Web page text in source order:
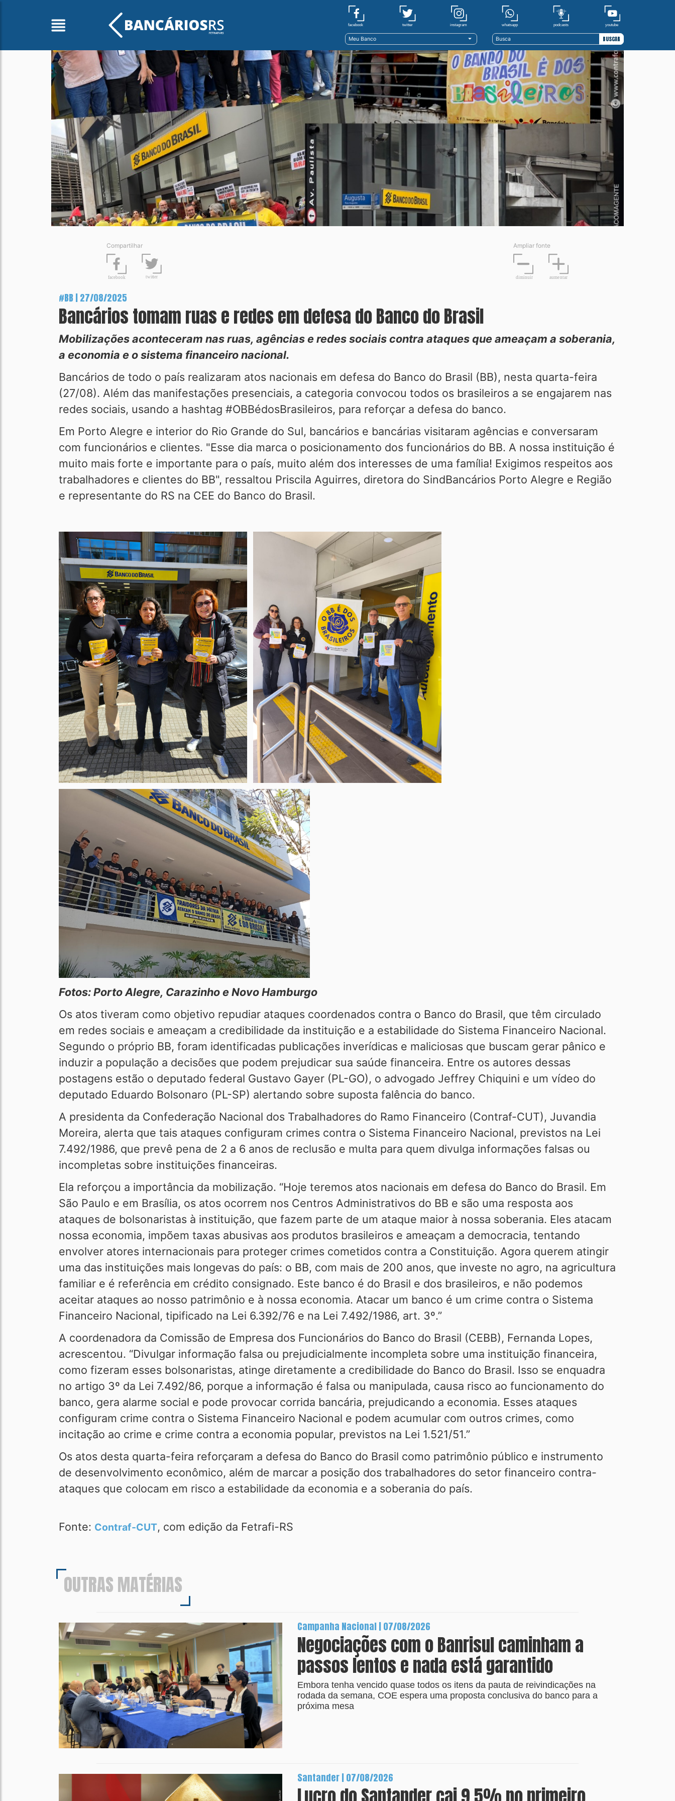
facebook twitter instagram whatsapp podcasts youtube
Meu Banco BUSCAR
Compartilhar
facebook twitter
Ampliar fonte
diminuir aumentar
#BB | 27/08/2025
Bancários tomam ruas e redes em defesa do Banco do Brasil
Mobilizações aconteceram nas ruas, agências e redes sociais contra ataques que ameaçam a soberania,
a economia e o sistema financeiro nacional.
Bancários de todo o país realizaram atos nacionais em defesa do Banco do Brasil (BB), nesta quarta-feira
(27/08). Além das manifestações presenciais, a categoria convocou todos os brasileiros a se engajarem nas
redes sociais, usando a hashtag #OBBédosBrasileiros, para reforçar a defesa do banco.
Em Porto Alegre e interior do Rio Grande do Sul, bancários e bancárias visitaram agências e conversaram
com funcionários e clientes. "Esse dia marca o posicionamento dos funcionários do BB. A nossa instituição é
muito mais forte e importante para o país, muito além dos interesses de uma família! Exigimos respeitos aos
trabalhadores e clientes do BB", ressaltou Priscila Aguirres, diretora do SindBancários Porto Alegre e Região
e representante do RS na CEE do Banco do Brasil.
Fotos: Porto Alegre, Carazinho e Novo Hamburgo
Os atos tiveram como objetivo repudiar ataques coordenados contra o Banco do Brasil, que têm circulado
em redes sociais e ameaçam a credibilidade da instituição e a estabilidade do Sistema Financeiro Nacional.
Segundo o próprio BB, foram identificadas publicações inverídicas e maliciosas que buscam gerar pânico e
induzir a população a decisões que podem prejudicar sua saúde financeira. Entre os autores dessas
postagens estão o deputado federal Gustavo Gayer (PL-GO), o advogado Jeffrey Chiquini e um vídeo do
deputado Eduardo Bolsonaro (PL-SP) alertando sobre suposta falência do banco.
A presidenta da Confederação Nacional dos Trabalhadores do Ramo Financeiro (Contraf-CUT), Juvandia
Moreira, alerta que tais ataques configuram crimes contra o Sistema Financeiro Nacional, previstos na Lei
7.492/1986, que prevê pena de 2 a 6 anos de reclusão e multa para quem divulga informações falsas ou
incompletas sobre instituições financeiras.
Ela reforçou a importância da mobilização. “Hoje teremos atos nacionais em defesa do Banco do Brasil. Em
São Paulo e em Brasília, os atos ocorrem nos Centros Administrativos do BB e são uma resposta aos
ataques de bolsonaristas à instituição, que fazem parte de um ataque maior à nossa soberania. Eles atacam
nossa economia, impõem taxas abusivas aos produtos brasileiros e ameaçam a democracia, tentando
envolver atores internacionais para proteger crimes cometidos contra a Constituição. Agora querem atingir
uma das instituições mais longevas do país: o BB, com mais de 200 anos, que investe no agro, na agricultura
familiar e é referência em crédito consignado. Este banco é do Brasil e dos brasileiros, e não podemos
aceitar ataques ao nosso patrimônio e à nossa economia. Atacar um banco é um crime contra o Sistema
Financeiro Nacional, tipificado na Lei 6.392/76 e na Lei 7.492/1986, art. 3º.”
A coordenadora da Comissão de Empresa dos Funcionários do Banco do Brasil (CEBB), Fernanda Lopes,
acrescentou. “Divulgar informação falsa ou prejudicialmente incompleta sobre uma instituição financeira,
como fizeram esses bolsonaristas, atinge diretamente a credibilidade do Banco do Brasil. Isso se enquadra
no artigo 3º da Lei 7.492/86, porque a informação é falsa ou manipulada, causa risco ao funcionamento do
banco, gera alarme social e pode provocar corrida bancária, prejudicando a economia. Esses ataques
configuram crime contra o Sistema Financeiro Nacional e podem acumular com outros crimes, como
incitação ao crime e crime contra a economia popular, previstos na Lei 1.521/51.”
Os atos desta quarta-feira reforçaram a defesa do Banco do Brasil como patrimônio público e instrumento
de desenvolvimento econômico, além de marcar a posição dos trabalhadores do setor financeiro contra-
ataques que colocam em risco a estabilidade da economia e a soberania do país.
Fonte: Contraf-CUT, com edição da Fetrafi-RS
OUTRAS MATÉRIAS
Campanha Nacional | 07/08/2026
Negociações com o Banrisul caminham a
passos lentos e nada está garantido
Embora tenha vencido quase todos os itens da pauta de reivindicações na
rodada da semana, COE espera uma proposta conclusiva do banco para a
próxima mesa
Santander | 07/08/2026